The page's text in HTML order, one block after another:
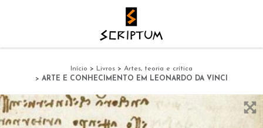
Início > Livros > Artes, teoria e crítica
> ARTE E CONHECIMENTO EM LEONARDO DA VINCI